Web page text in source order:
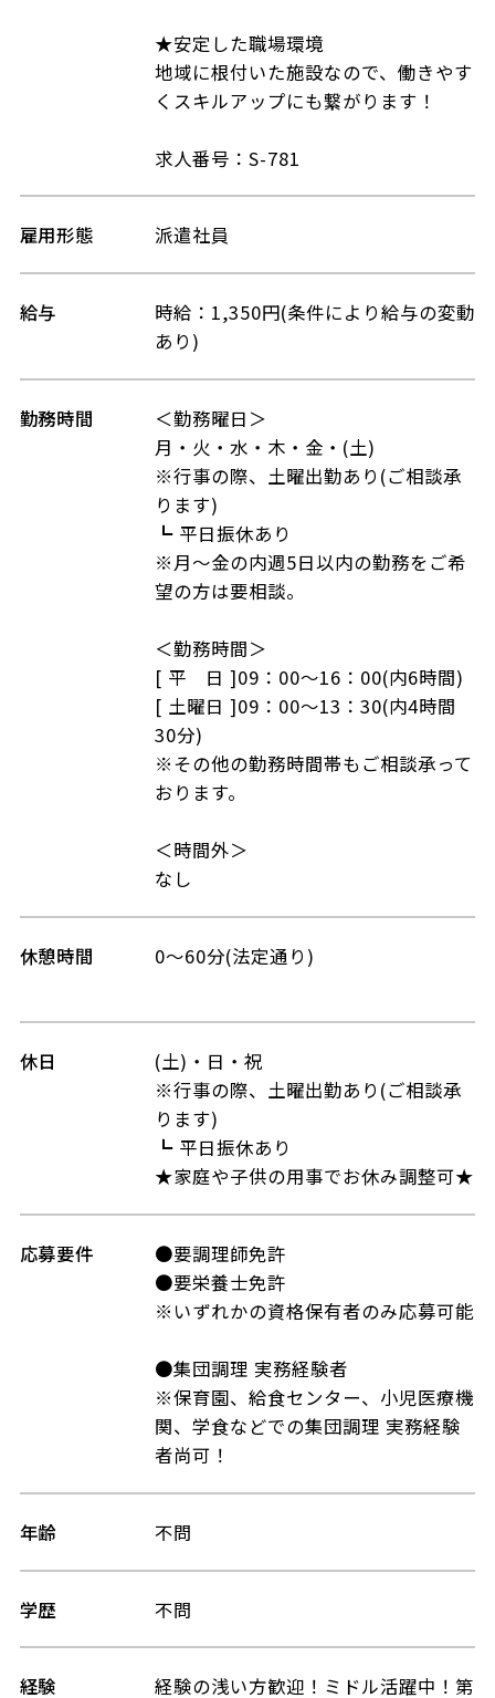
★安定した職場環境
地域に根付いた施設なので、働きやす
くスキルアップにも繋がります！
求人番号：S-781
雇用形態 派遣社員
給与
時給：1,350円(条件により給与の変動
あり)
勤務時間
＜勤務曜日＞
月・火・水・木・金・(土)
※行事の際、土曜出勤あり(ご相談承
ります)
┗ 平日振休あり
※月～金の内週5日以内の勤務をご希
望の方は要相談。
＜勤務時間＞
[ 平 日 ]09：00～16：00(内6時間)
[ 土曜日 ]09：00～13：30(内4時間
30分)
※その他の勤務時間帯もご相談承って
おります。
＜時間外＞
なし
休憩時間 0～60分(法定通り)
休日
(土)・日・祝
※行事の際、土曜出勤あり(ご相談承
ります)
┗ 平日振休あり
★家庭や子供の用事でお休み調整可★
応募要件
●要調理師免許
●要栄養士免許
※いずれかの資格保有者のみ応募可能
●集団調理 実務経験者
※保育園、給食センター、小児医療機
関、学食などでの集団調理 実務経験
者尚可！
年齢 不問
学歴 不問
経験 経験の浅い方歓迎！ミドル活躍中！第